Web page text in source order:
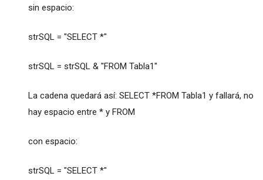
sin espacio:
strSQL = "SELECT *"
strSQL = strSQL & "FROM Tabla1"
La cadena quedará así: SELECT *FROM Tabla1 y fallará, no
hay espacio entre * y FROM
con espacio:
strSQL = "SELECT *"